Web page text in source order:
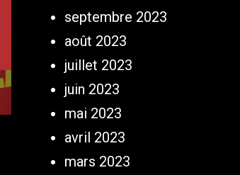
septembre 2023
août 2023
juillet 2023
juin 2023
mai 2023
avril 2023
mars 2023